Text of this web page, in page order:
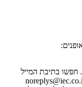
חפשו בתיבת המייל